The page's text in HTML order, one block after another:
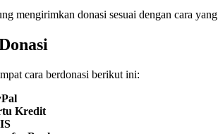
mengirimkan donasi sesuai dengan cara
cara berdonasi berikut ini:
Kredit